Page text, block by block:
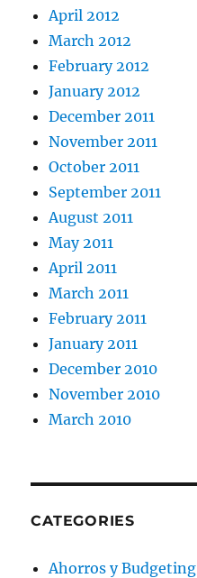
April 2012
March 2012
February 2012
January 2012
December 2011
November 2011
October 2011
September 2011
August 2011
May 2011
April 2011
March 2011
February 2011
January 2011
December 2010
November 2010
March 2010
CATEGORIES
Ahorros y Budgeting